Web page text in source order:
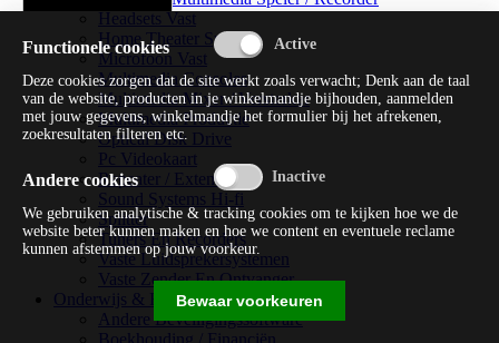
Headsets Vast
Home Theater Systems
Microfoon Vast
Multimedia Consoles
Multimedia Mixer / Versterker
Multimedia Productie
Optical Disk Drive
Pc Videokaart
Repeater / Extender
Sound Systems Hi-fi
Splitter
Tuners En Recorders
Vaste Luidsprekersystemen
Vaste Zender En Ontvanger
Onderwijs & Recreatie
Andere Beveiligingssoftware
Functionele cookies
Deze cookies zorgen dat de site werkt zoals verwacht; Denk aan de taal
van de website, producten in je winkelmandje bijhouden, aanmelden
met jouw gegevens, winkelmandje het formulier bij het afrekenen,
zoekresultaten filteren etc.
Andere cookies
We gebruiken analytische & tracking cookies om te kijken hoe we de
website beter kunnen maken en hoe we content en eventuele reclame
kunnen afstemmen op jouw voorkeur.
Bewaar voorkeuren